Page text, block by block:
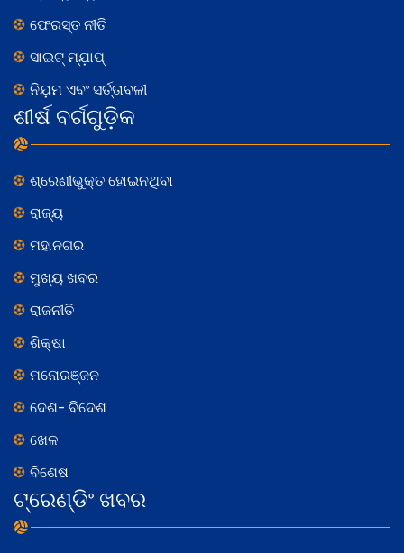
ଫେରସ୍ତ ନୀତି
ସାଇଟ୍ ମ୍ଯ଼ାପ୍
ନିଯ଼ମ ଏବଂ ସର୍ତ୍ତାବଳୀ
ଶୀର୍ଷ ବର୍ଗଗୁଡ଼ିକ
ଶ୍ରେଣୀଭୁକ୍ତ ହୋଇନଥିବା
ରାଜ୍ୟ
ମହାନଗର
ମୁଖ୍ୟ ଖବର
ରାଜନୀତି
ଶିକ୍ଷା
ମନୋରଞ୍ଜନ
ଦେଶ- ବିଦେଶ
ଖେଳ
ବିଶେଷ
ଟ୍ରେଣ୍ଡିଂ ଖବର